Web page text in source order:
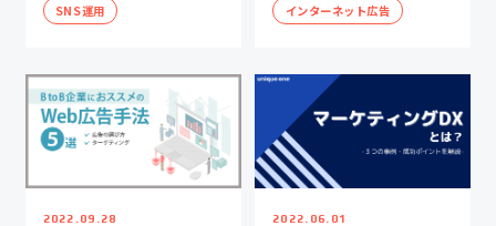
SNS運用 インターネット広告
2022.09.28 2022.06.01